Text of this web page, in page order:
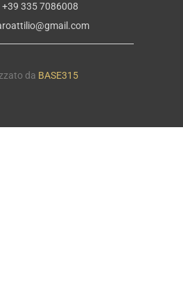
+39 335 7086008
da BASE315